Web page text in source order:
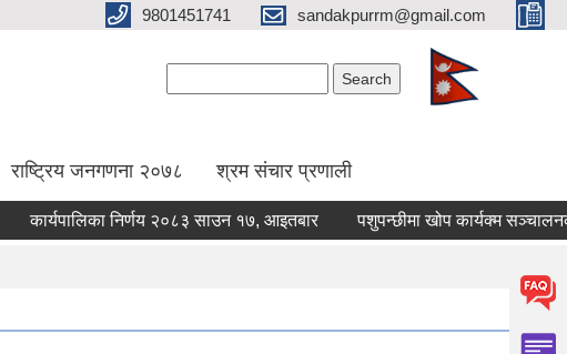
9801451741 sandakpurrm@gmail.com
राष्ट्रिय जनगणना २०७८ श्रम संचार प्रणाली
कार्यपालिका निर्णय २०८३ साउन १७, आइतबार पशुपन्छीमा खोप कार्यक्म सञ्चालनका